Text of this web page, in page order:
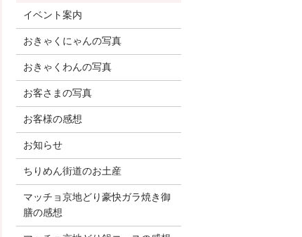
イベント案内
おきゃくにゃんの写真
おきゃくわんの写真
お客さまの写真
お客様の感想
お知らせ
ちりめん街道のお土産
マッチョ京地どり豪快ガラ焼き御
膳の感想